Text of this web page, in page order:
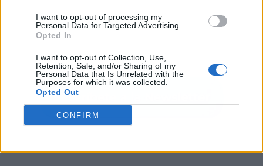
I want to opt-out of processing my
Personal Data for Targeted Advertising.
Opted In
I want to opt-out of Collection, Use,
Retention, Sale, and/or Sharing of my
Personal Data that Is Unrelated with the
Purposes for which it was collected.
Opted Out
CONFIRM